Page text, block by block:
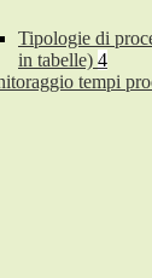
Tipologie di
in tabelle) 4
tempi